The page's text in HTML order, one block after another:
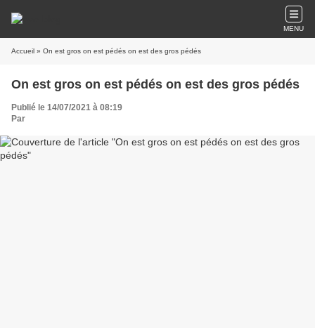
MENU
Accueil » On est gros on est pédés on est des gros pédés
On est gros on est pédés on est des gros pédés
Publié le 14/07/2021 à 08:19
Par